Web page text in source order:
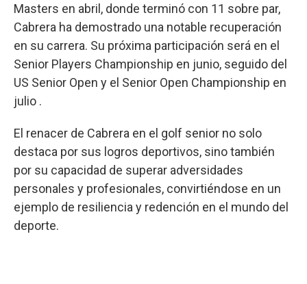
Masters en abril, donde terminó con 11 sobre par,
Cabrera ha demostrado una notable recuperación
en su carrera. Su próxima participación será en el
Senior Players Championship en junio, seguido del
US Senior Open y el Senior Open Championship en
julio .
El renacer de Cabrera en el golf senior no solo
destaca por sus logros deportivos, sino también
por su capacidad de superar adversidades
personales y profesionales, convirtiéndose en un
ejemplo de resiliencia y redención en el mundo del
deporte.